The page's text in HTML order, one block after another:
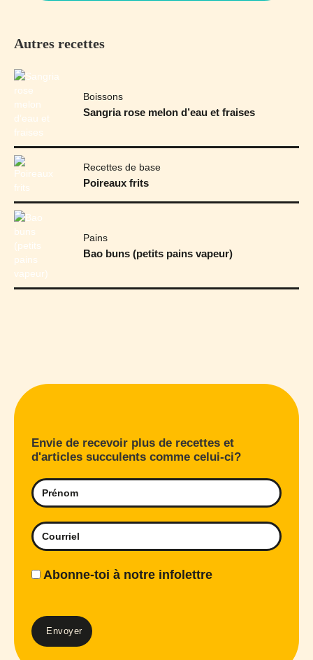
Autres recettes
Boissons
Sangria rose melon d’eau et fraises
Recettes de base
Poireaux frits
Pains
Bao buns (petits pains vapeur)
Envie de recevoir plus de recettes et
d'articles succulents comme celui-ci?
Abonne-toi à notre infolettre